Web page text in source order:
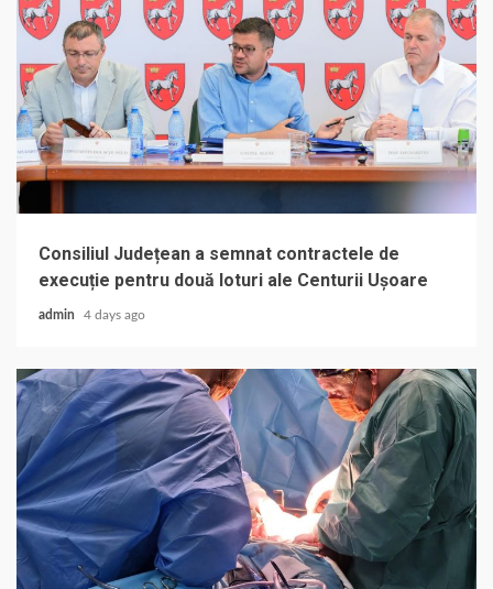
Consiliul Județean a semnat contractele de
execuție pentru două loturi ale Centurii Ușoare
admin 4 days ago